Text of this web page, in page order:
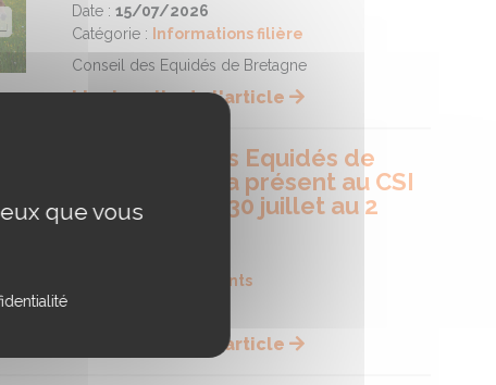
Date :15/07/2026
Catégorie :
Informations filière
Conseil des Equidés de Bretagne
Lire la suite de l'article
Le conseil des Equidés de
Bretagne sera présent au CSI
de Dinard du 30 juillet au 2
aout
Evènements
Lire la suite de l'article
que vous